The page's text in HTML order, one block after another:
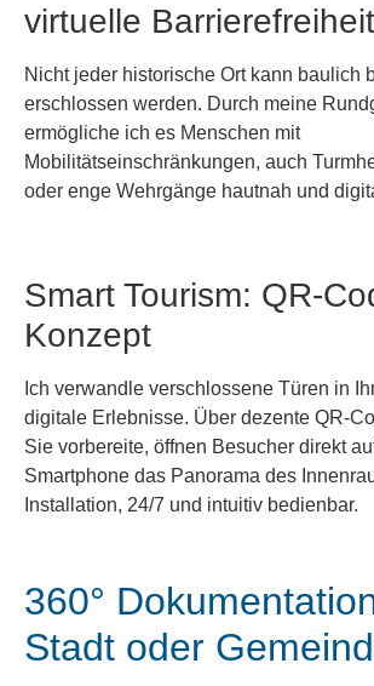
virtuelle Barrierefreiheit
Nicht jeder historische Ort kann baulich
erschlossen werden. Durch meine
ermögliche ich es Menschen mit
Mobilitätseinschränkungen, auch
oder enge Wehrgänge hautnah und
Smart Tourism: QR-
Konzept
Ich verwandle verschlossene Türen in
digitale Erlebnisse. Über dezente QR-
Sie vorbereite, öffnen Besucher direkt
Smartphone das Panorama des
Installation, 24/7 und intuitiv bedienbar.
360°
Stadt oder